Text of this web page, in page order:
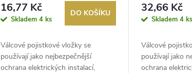
16,77 Kč
Skladem 4 ks
DO KOŠÍKU
Válcové pojistkové vložky se
používají jako nejbezpečnější
ochrana elektrických instalací,
32,66 Kč
Skladem4 ks
Válcové
používají jako
ochrana